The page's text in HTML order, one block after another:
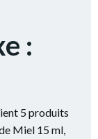
:
5 produits
Miel 15 ml,